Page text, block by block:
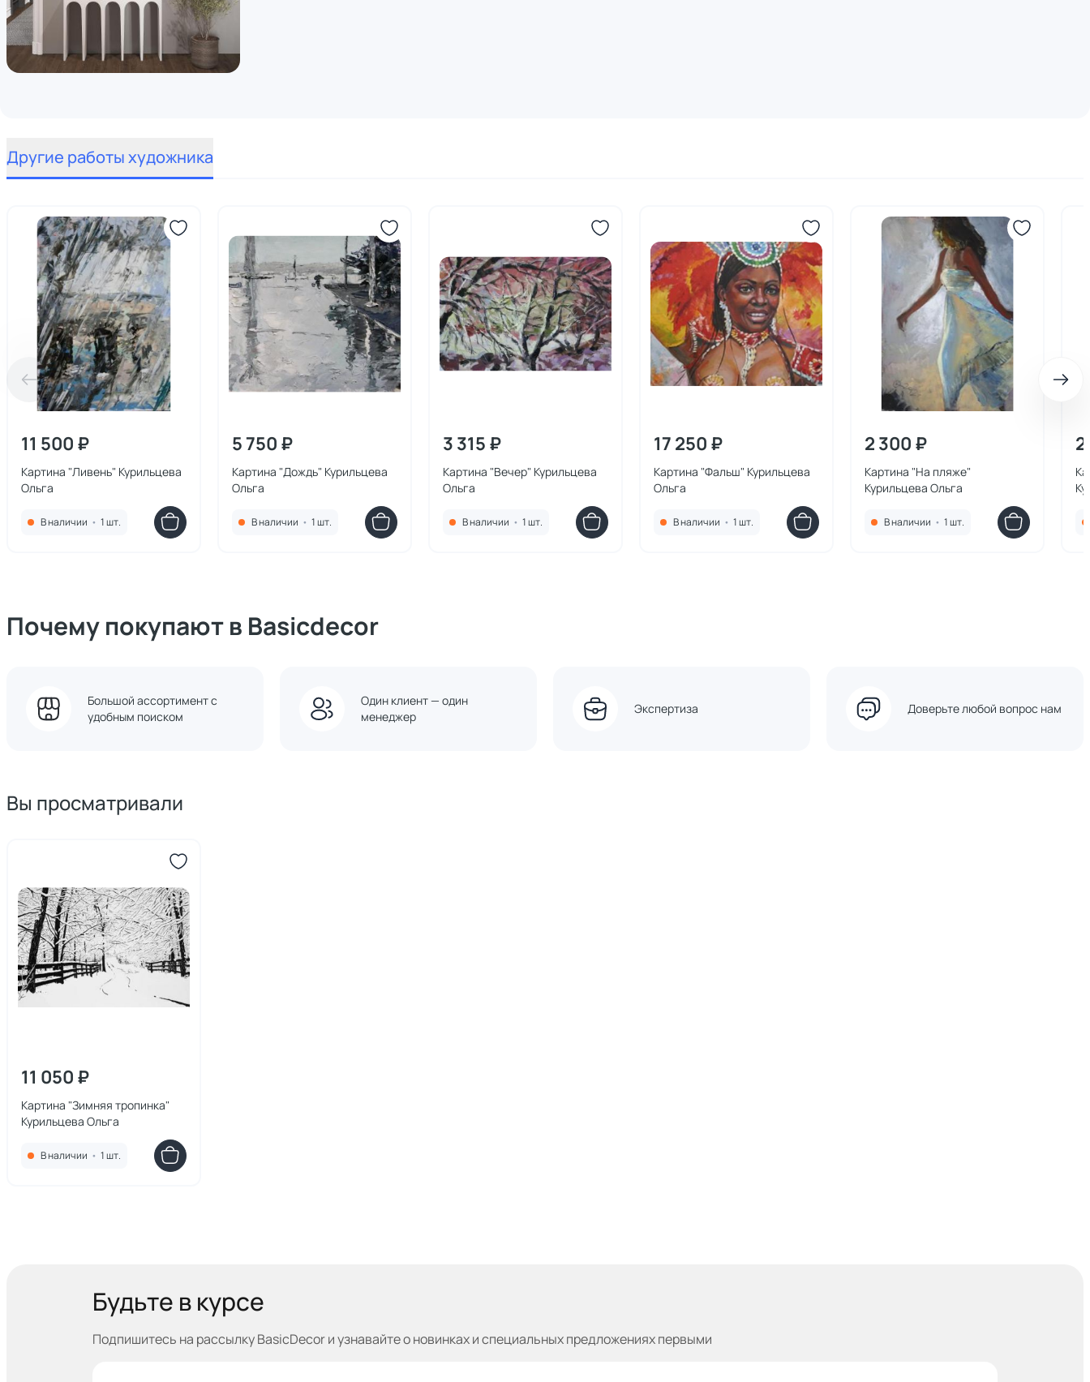
Другие работы художника
11 500 ₽
Картина "Ливень" Курильцева
Ольга
В наличии • 1 шт.
5 750 ₽
Картина "Дождь" Курильцева
Ольга
В наличии • 1 шт.
3 315 ₽
Картина "Вечер" Курильцева
Ольга
В наличии • 1 шт.
17 250 ₽
Картина "Фальш" Курильцева
Ольга
В наличии • 1 шт.
2 300 ₽
Картина "На пляже"
Курильцева Ольга
В наличии • 1 шт.
Почему покупают в Basicdecor
Большой ассортимент с
удобным поиском
Один клиент — один
менеджер
Экспертиза Доверьте любой вопрос нам
Вы просматривали
11 050 ₽
Картина "Зимняя тропинка"
Курильцева Ольга
В наличии • 1 шт.
Будьте в курсе
Подпишитесь на рассылку BasicDecor и узнавайтео новинках и специальных предложениях первыми